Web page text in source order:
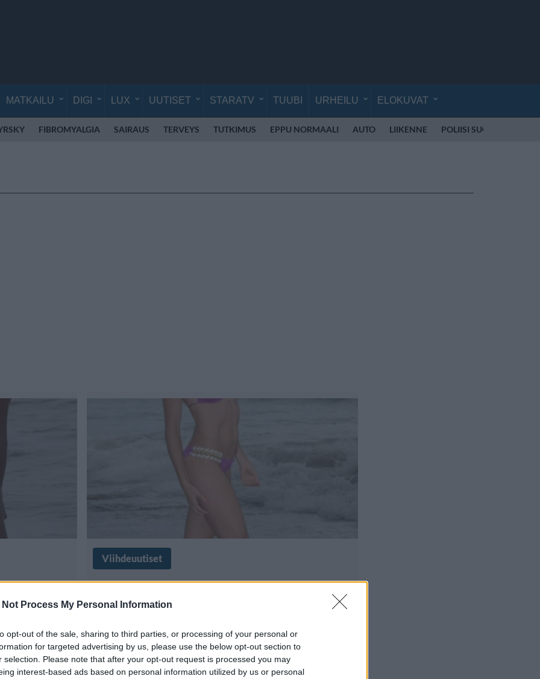
Not Process My Personal Information
opt-out of the sale, sharing to third parties, or processing of your personal or
for targeted advertising by us, please use the below opt-out section to
selection. Please note that after your opt-out request is processed you may
interest-based ads based on personal information utilized by us or personal
MATKAILU DIGI LUX UUTISET STARATV TUUBI URHEILU ELOKUVAT
FIBROMYALGIA SAIRAUS TERVEYS TUTKIMUS EPPU NORMAALI AUTO LIIKENNE POLIISI SUOMI
–
Viihdeuutiset
Lindsay Clubine on upea
bikinimalli